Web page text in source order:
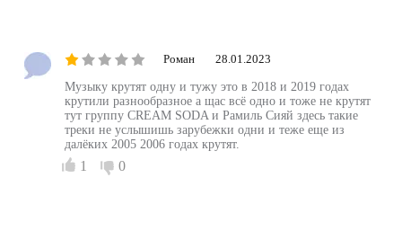
Роман 28.01.2023
Музыку крутят одну и тужу это в 2018 и 2019 годах
крутили разнообразное а щас всё одно и тоже не крутят
тут группу CREAM SODA и Рамиль Сияй здесь такие
треки не услышишь зарубежки одни и теже еще из
далёких 2005 2006 годах крутят.
1 0